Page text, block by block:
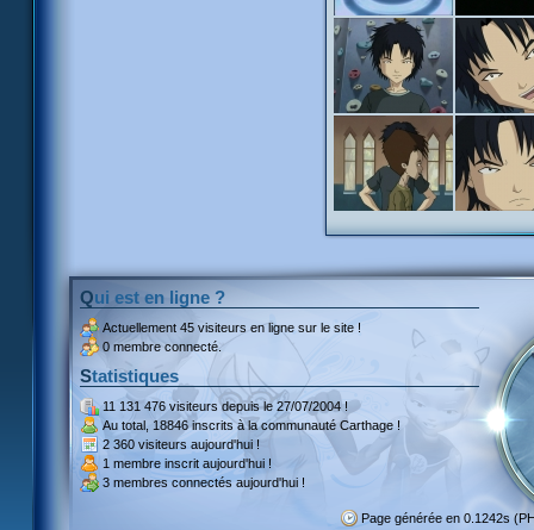
Qui est en ligne ?
Actuellement 45 visiteurs en ligne sur le site !
0 membre connecté.
Statistiques
11 131 476 visiteursdepuis le 27/07/2004 !
Au total, 18846 inscritsà la communauté Carthage !
2 360 visiteurs aujourd'hui !
1 membre inscrit aujourd'hui !
3 membres connectés aujourd'hui !
Page générée en 0.1242s